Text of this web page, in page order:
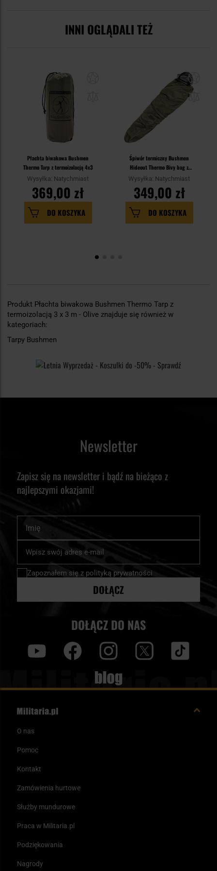
INNI OGLĄDALI TEŻ
Płachta biwakowa Bushmen
Thermo Tarp z termoizolacją 4x3
Wysyłka: Natychmiast
369,00 zł
DO KOSZYKA
Śpiwór termiczny Bushmen
Hideout Thermo Bivy bag z
moskitierą - Olive
Wysyłka: Natychmiast
349,00 zł
DO KOSZYKA
Produkt Płachta biwakowa Bushmen Thermo Tarp z
termoizolacją 3 x 3 m - Olive znajduje się również w
kategoriach:
Tarpy Bushmen
Newsletter
Zapisz się na newsletter i bądź na bieżąco z
najlepszymi okazjami!
nasz
newsletter:
Zapoznałem się z polityką prywatności
DOŁĄCZ
DOŁĄCZ DO NAS
Blog
O nas
Pomoc
Kontakt
Zamówienia hurtowe
Służby mundurowe
Praca w Militaria.pl
Podziękowania
Nagrody